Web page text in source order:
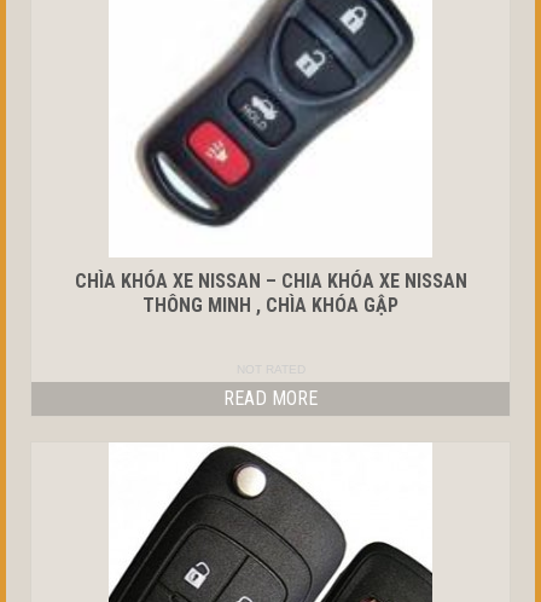
CHÌA KHÓA XE NISSAN – CHIA KHÓA XE NISSAN
THÔNG MINH , CHÌA KHÓA GẬP
NOT RATED
READ MORE